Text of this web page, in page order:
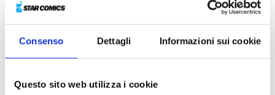
Consenso Dettagli Informazioni sui cookie
Questo sito web utilizza i cookie
Vanitas e i suoi compagni, dopo la conclusione della
durissima lotta orchestrata da Mikhail, si sono
guadagnati qualche momento di riposo. Nel frattempo,